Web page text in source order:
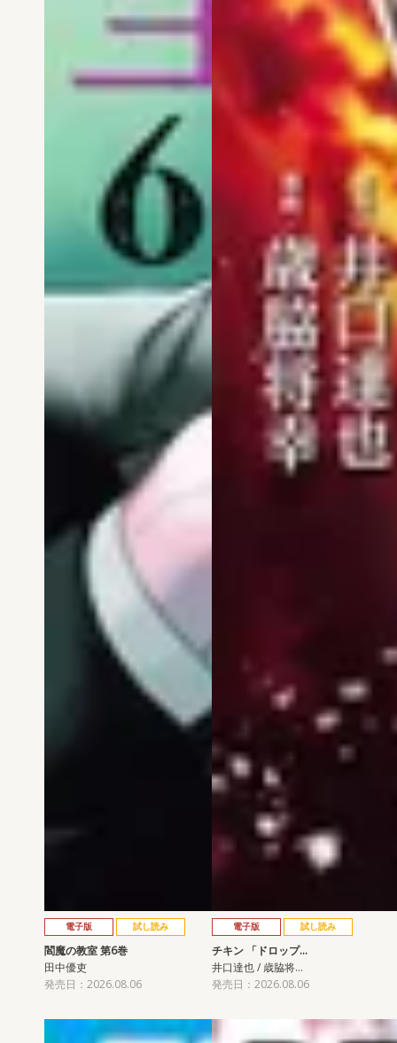
電子版 試し読み
閻魔の教室 第6巻
田中優吏
発売日：2026.08.06
電子版 試し読み
チキン 「ドロップ…
井口達也 / 歳脇将…
発売日：2026.08.06